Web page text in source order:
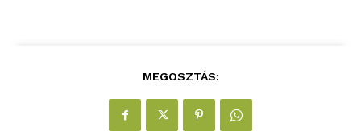
MEGOSZTÁS: